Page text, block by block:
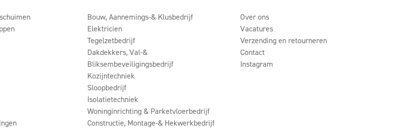
Bouw, Aannemings-& Klusbedrijf
Elektricien
Tegelzetbedrijf
Dakdekkers, Val-&
Bliksembeveiligingsbedrijf
Kozijntechniek
Sloopbedrijf
Isolatietechniek
Woninginrichting & Parketvloerbedrijf
Constructie, Montage-& Hekwerkbedrijf
Over ons
Vacatures
Verzending en retourneren
Contact
Instagram